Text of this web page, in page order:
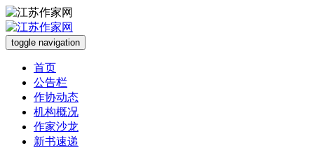
toggle navigation
首页
公告栏
作协动态
机构概况
作家沙龙
新书速递